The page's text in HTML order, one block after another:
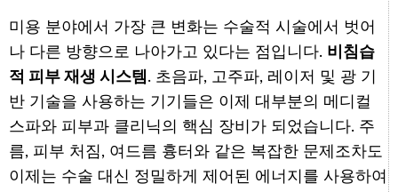
미용 분야에서 가장 큰 변화는 수술적 시술에서 벗어
나 다른 방향으로 나아가고 있다는 점입니다. 비침습
적 피부 재생 시스템 . 초음파, 고주파, 레이저 및 광 기
반 기술을 사용하는 기기들은 이제 대부분의 메디컬
스파와 피부과 클리닉의 핵심 장비가 되었습니다. 주
름, 피부 처짐, 여드름 흉터와 같은 복잡한 문제조차도
이제는 수술 대신 정밀하게 제어된 에너지를 사용하여